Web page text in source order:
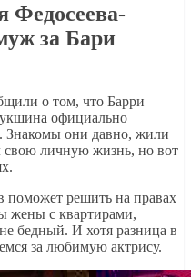
Федосеева-
за Бари
о том, что Барри
официально
Знакомы они давно, жили
свою личную жизнь, но вот
поможет решить на правах
жены с квартирами,
бедный. И хотя разница в
за любимую актрису.